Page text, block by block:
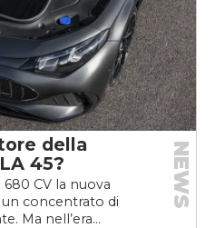
della
45?
CV la nuova
un concentrato di
Ma nell’era...
NEWS